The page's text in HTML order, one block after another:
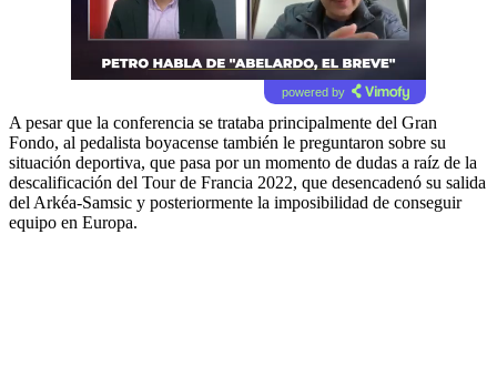
powered by
A pesar que la conferencia se trataba principalmente del Gran
Fondo, al pedalista boyacense también le preguntaron sobre su
situación deportiva, que pasa por un momento de dudas a raíz de la
descalificación del Tour de Francia 2022, que desencadenó su salida
del Arkéa-Samsic y posteriormente la imposibilidad de conseguir
equipo en Europa.